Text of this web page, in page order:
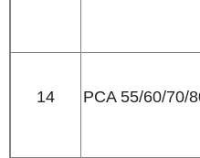
14 PCA 55/60/70/